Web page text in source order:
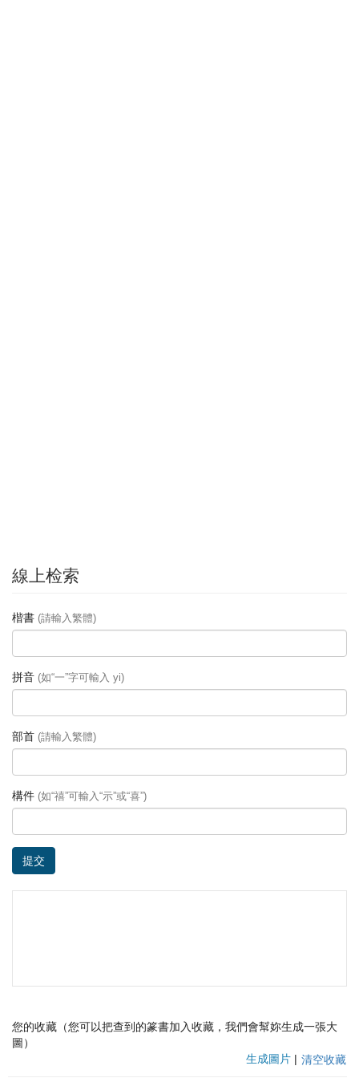
線上检索
楷書 (請輸入繁體)
拼音 (如“一”字可輸入 yi)
部首 (請輸入繁體)
構件 (如“禧”可輸入“示”或“喜”)
提交
您的收藏（您可以把查到的篆書加入收藏，我們會幫妳生成一張大
圖）
生成圖片 | 清空收藏